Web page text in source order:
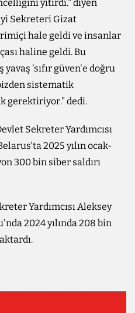
yitirdi." diyen
Sekreteri Gizat
hale geldi ve insanlar
haline geldi. Bu
'sıfır güven'e doğru
sistematik
gerektiriyor." dedi.
Sekreter Yardımcısı
2025 yılın ocak-
300 bin siber saldırı
Yardımcısı Aleksey
2024 yılında 208 bin